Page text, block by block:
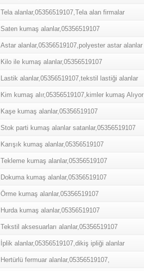
Tela alanlar,05356519107,Tela alan firmalar
Saten kumaş alanlar,05356519107
Astar alanlar,05356519107,polyester astar alanlar
Kilo ile kumaş alanlar,05356519107
Lastik alanlar,05356519107,tekstil lastiği alanlar
Kim kumaş alır,05356519107,kimler kumaş Alıyor
Kaşe kumaş alanlar,05356519107
Stok parti kumaş alanlar satanlar,05356519107
Karışık kumaş alanlar,05356519107
Tekleme kumaş alanlar,05356519107
Dokuma kumaş alanlar,05356519107
Örme kumaş alanlar,05356519107
Hurda kumaş alanlar,05356519107
Tekstil aksesuarları alanlar,05356519107
İplik alanlar,05356519107,dikiş ipliği alanlar
Hertürlü fermuar alanlar,05356519107,